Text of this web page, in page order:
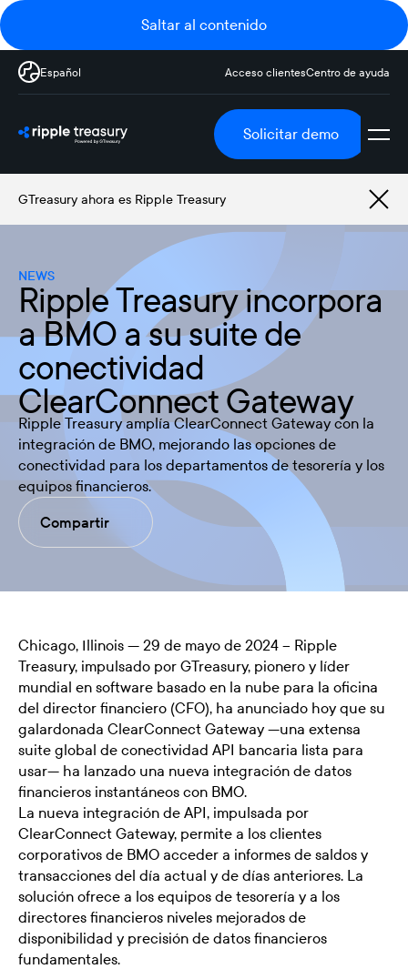
Saltar al contenido
Español Acceso clientesCentro de ayuda
Solicitar demo
GTreasury ahora es Ripple Treasury
NEWS
Ripple Treasury incorpora
a BMO a su suite de
conectividad
ClearConnect Gateway
Ripple Treasury amplía ClearConnect Gateway con la
integración de BMO, mejorando las opciones de
conectividad para los departamentos de tesorería y los
equipos financieros.
Compartir
Chicago, Illinois — 29 de mayo de 2024 – Ripple
Treasury, impulsado por GTreasury, pionero y líder
mundial en software basado en la nube para la oficina
del director financiero (CFO), ha anunciado hoy que su
galardonada ClearConnect Gateway —una extensa
suite global de conectividad API bancaria lista para
usar— ha lanzado una nueva integración de datos
financieros instantáneos con BMO.
La nueva integración de API, impulsada por
ClearConnect Gateway, permite a los clientes
corporativos de BMO acceder a informes de saldos y
transacciones del día actual y de días anteriores. La
solución ofrece a los equipos de tesorería y a los
directores financieros niveles mejorados de
disponibilidad y precisión de datos financieros
fundamentales.